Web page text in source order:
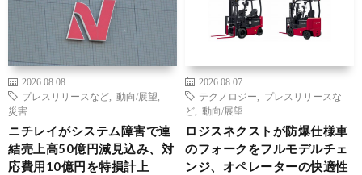
2026.08.08
プレスリリースなど
動向/展望
災害
ニチレイがシステム障害で連
結売上高50億円減見込み、対
応費用10億円を特損計上
2026.08.07
テクノロジー
プレスリリースな
ど
動向/展望
ロジスネクストが防爆仕様車
のフォークをフルモデルチェ
ンジ、オペレーターの快適性